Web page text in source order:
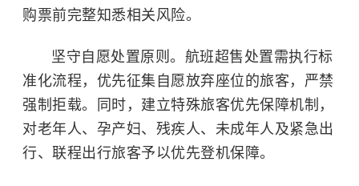
购票前完整知悉相关风险。
坚守自愿处置原则。航班超售处置需执行标
准化流程，优先征集自愿放弃座位的旅客，严禁
强制拒载。同时，建立特殊旅客优先保障机制，
对老年人、孕产妇、残疾人、未成年人及紧急出
行、联程出行旅客予以优先登机保障。